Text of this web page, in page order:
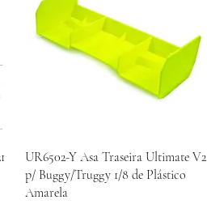
Visualização rápida
UR6502-Y Asa Traseira Ultimate V2
p/ Buggy/Truggy 1/8 de Plástico
Amarela